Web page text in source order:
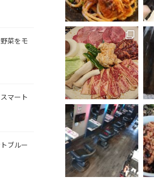
菜をモ
マート
ブルー